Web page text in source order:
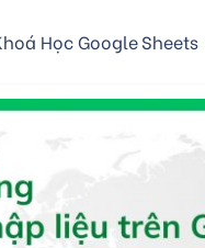
Học Google Sheets